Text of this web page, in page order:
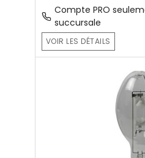
Compte PRO
succursale
VOIR LES DÉTAILS